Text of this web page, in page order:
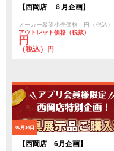
【西岡店 ６月企画】
メーカー希望小売価格 円（税込）
アウトレット価格（税抜）
円
（税込）円
06月14日
【西岡店 6月企画】